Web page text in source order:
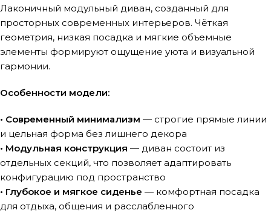
Лаконичный модульный диван, созданный для
просторных современных интерьеров. Чёткая
геометрия, низкая посадка и мягкие объемные
элементы формируют ощущение уюта и визуальной
гармонии.
Особенности модели:
• Современный минимализм — строгие прямые линии
и цельная форма без лишнего декора
• Модульная конструкция — диван состоит из
отдельных секций, что позволяет адаптировать
конфигурацию под пространство
• Глубокое и мягкое сиденье — комфортная посадка
для отдыха, общения и расслабленного